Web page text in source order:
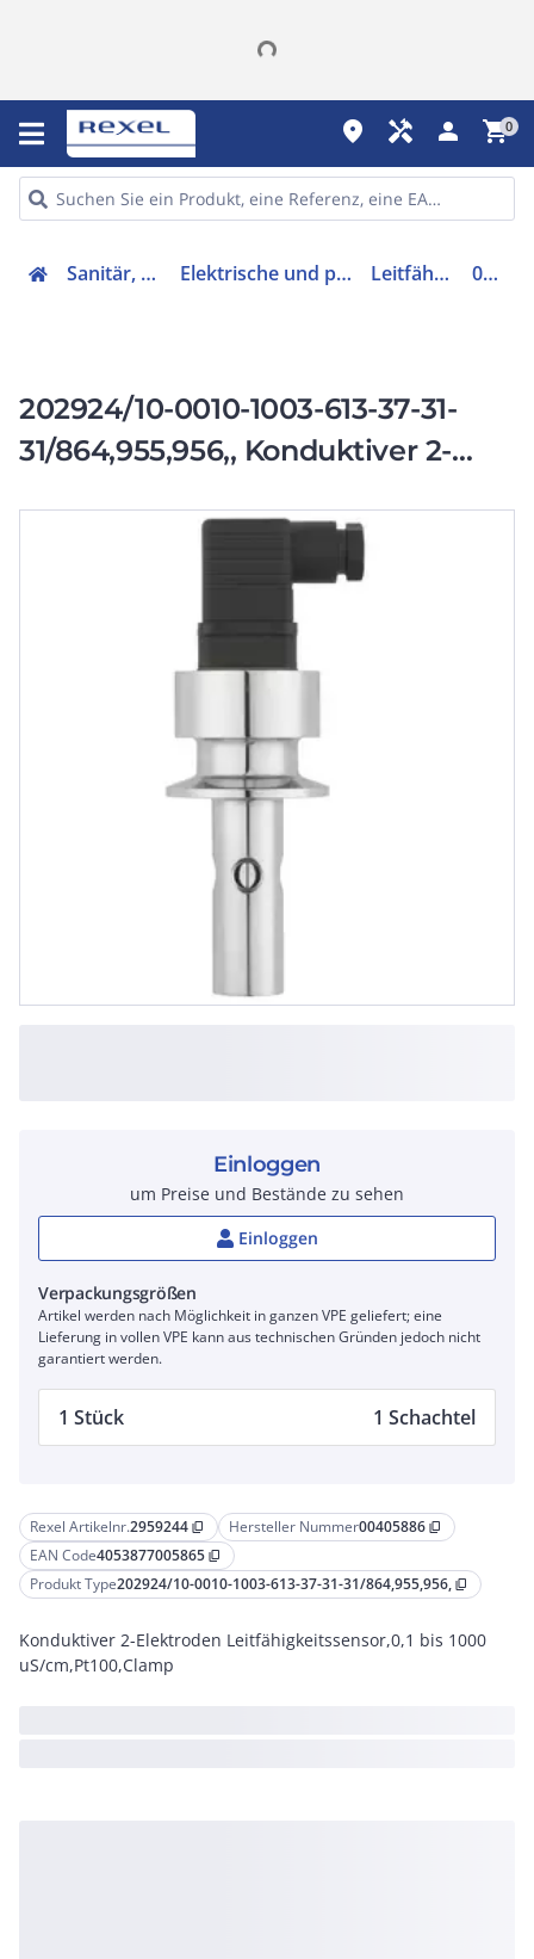
place handyman person shopping_cart0
Sanitär, Heizung, Klima Elektrische und pneumatische Sensoren Leitfähigkeitssensor 00405886
202924/10-0010-1003-613-37-31-
31/864,955,956,, Konduktiver 2-
bis 1000 uS/cm,Pt100,Clamp
Rexel Artikelnr.2959244 content_copy Hersteller Nummer00405886 content_copy
EAN Code4053877005865 content_copy
Produkt Type202924/10-0010-1003-613-37-31-31/864,955,956, content_copy
Konduktiver 2-Elektroden Leitfähigkeitssensor,0,1 bis 1000
uS/cm,Pt100,Clamp
Einloggen
um Preise und Bestände zu sehen
Einloggen
Verpackungsgrößen
Artikel werden nach Möglichkeit in ganzen VPE geliefert; eine
Lieferung in vollen VPE kann aus technischen Gründen jedoch nicht
garantiert werden.
1 Stück 1 Schachtel